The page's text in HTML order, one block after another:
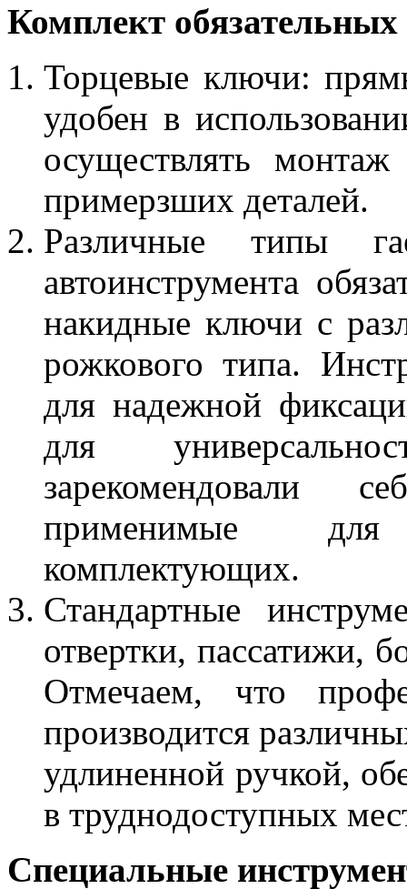
Комплект обязательных
Торцевые ключи:
удобен в
осуществлять
примерзших деталей.
Различные типы
автоинструмента
накидные ключи с
рожкового типа.
для надежной
для
зарекомендовали
применимые
комплектующих.
Стандартные
отвертки, пассатижи,
Отмечаем, что
производится
удлиненной ручкой,
в труднодоступных
Специальные